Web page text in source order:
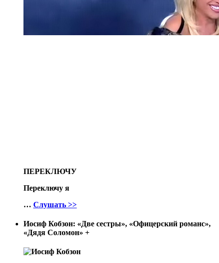
ПЕРЕКЛЮЧУ
Переключу я
… Слушать >>
Иосиф Кобзон: «Две сестры», «Офицерский романс»,
«Дядя Соломон» +